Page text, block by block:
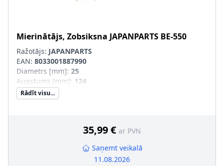
Mierinātājs, Zobsiksna JAPANPARTS BE-550
Ražotājs: JAPANPARTS
EAN: 8033001887990
Diametrs [mm]: 25
Augstums [mm]: 124
Rādīt visu...
35,99 € ar PVN
Saņemt veikalā
11.08.2026